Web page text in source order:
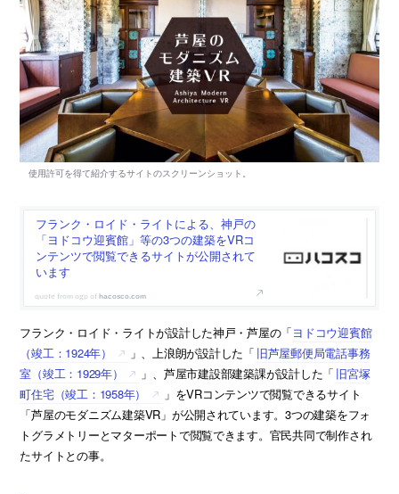
フランク・ロイド・ライトによる、神戸の
「ヨドコウ迎賓館」等の3つの建築をVRコ
ンテンツで閲覧できるサイトが公開されて
います
hacosco.com
フランク・ロイド・ライトが設計した神戸・芦屋の「ヨドコウ迎賓館
（竣工：1924年）
」、上浪朗が設計した「 旧芦屋郵便局電話事務
室（竣工：1929年）
」、芦屋市建設部建築課が設計した「 旧宮塚
町住宅（竣工：1958年）
」をVRコンテンツで閲覧できるサイト
「芦屋のモダニズム建築VR」が公開されています。3つの建築をフォ
トグラメトリーとマターポートで閲覧できます。官民共同で制作され
たサイトとの事。